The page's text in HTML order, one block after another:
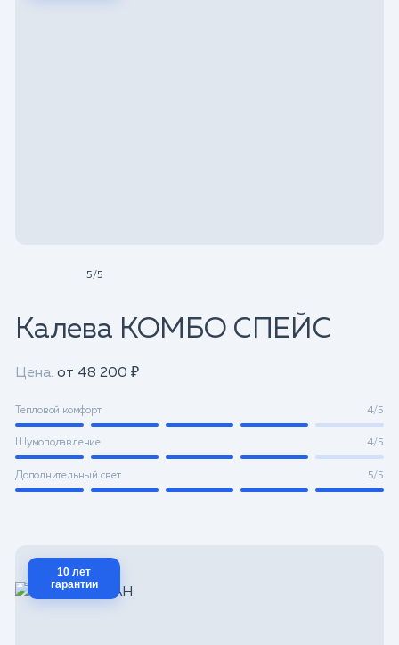
5/5
Калева КОМБО СПЕЙС
Цена: от 48 200 ₽
Тепловой комфорт 4/5
Шумоподавление 4/5
Дополнительный свет 5/5
10 лет
гарантии